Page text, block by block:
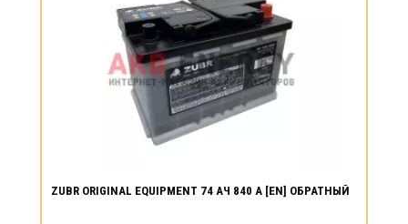
ZUBR ORIGINAL EQUIPMENT 74 АЧ 840 А [EN] ОБРАТНЫЙ